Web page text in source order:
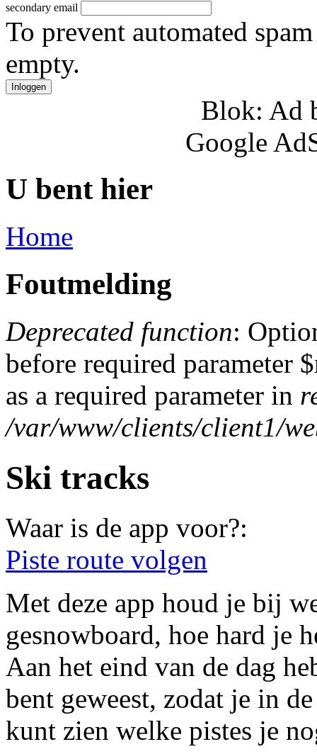
secondary email
To prevent automated
empty.
Blok: Ad
Google
U bent hier
Home
Foutmelding
Deprecated function:
before required parameter
as a required parameter in
/var/www/clients/client1/
Ski tracks
Waar is de app voor?:
Piste route volgen
Met deze app houd je bij
gesnowboard, hoe hard je
Aan het eind van de dag
bent geweest, zodat je in
kunt zien welke pistes je